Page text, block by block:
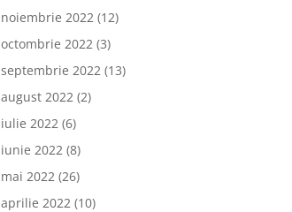
noiembrie 2022 (12)
octombrie 2022 (3)
septembrie 2022 (13)
august 2022 (2)
iulie 2022 (6)
iunie 2022 (8)
mai 2022 (26)
aprilie 2022 (10)